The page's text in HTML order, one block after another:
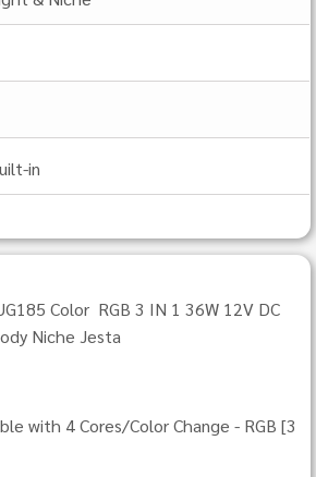
Color RGB 3 IN 1 36W 12V DC
Niche Jesta
with 4 Cores/Color Change - RGB [3